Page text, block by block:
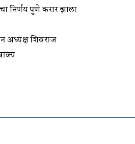
निर्णय पुणे करार झाला
अध्यक्ष शिवराज